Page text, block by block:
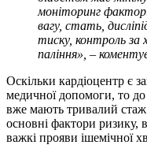
моніторинг
вагу, стать, дисл
тиску, контрольза
паління», –
Оскільки кардіоцентр є
медичної допомоги, то
вже мають тривалий стаж
основні фактори ризику,
важкі прояви ішемічної